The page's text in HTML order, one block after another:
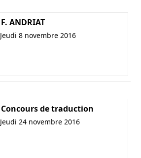
F. ANDRIAT
Jeudi 8 novembre 2016
Concours de traduction
Jeudi 24 novembre 2016